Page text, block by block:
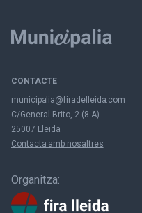
CONTACTE
municipalia@firadelleida.com
C/General Brito, 2 (8-A)
25007 Lleida
Contacta amb nosaltres
Organitza: